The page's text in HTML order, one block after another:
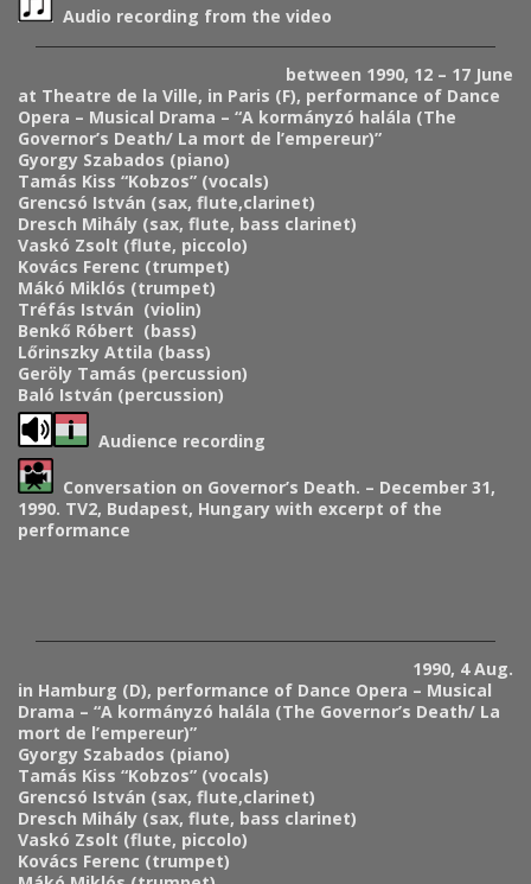
Audio recording from the video
between 1990, 12 – 17 June
at Theatre de la Ville, in Paris (F), performance of Dance
Opera – Musical Drama – “A kormányzó halála (The
Governor’s Death/ La mort de l’empereur)”
Gyorgy Szabados (piano)
Tamás Kiss “Kobzos” (vocals)
Grencsó István (sax, flute,clarinet)
Dresch Mihály (sax, flute, bass clarinet)
Vaskó Zsolt (flute, piccolo)
Kovács Ferenc (trumpet)
Mákó Miklós (trumpet)
Tréfás István (violin)
Benkő Róbert (bass)
Lőrinszky Attila (bass)
Geröly Tamás (percussion)
Baló István (percussion)
Audience recording
Conversation on Governor’s Death. – December 31,
1990. TV2, Budapest, Hungary with excerpt of the
performance
1990, 4 Aug.
in Hamburg (D), performance of Dance Opera – Musical
Drama – “A kormányzó halála (The Governor’s Death/ La
mort de l’empereur)”
Gyorgy Szabados (piano)
Tamás Kiss “Kobzos” (vocals)
Grencsó István (sax, flute,clarinet)
Dresch Mihály (sax, flute, bass clarinet)
Vaskó Zsolt (flute, piccolo)
Kovács Ferenc (trumpet)